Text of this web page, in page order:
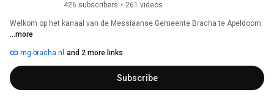
426 subscribers • 261 videos
...more
mg-bracha.nl and 2 more links
Subscribe